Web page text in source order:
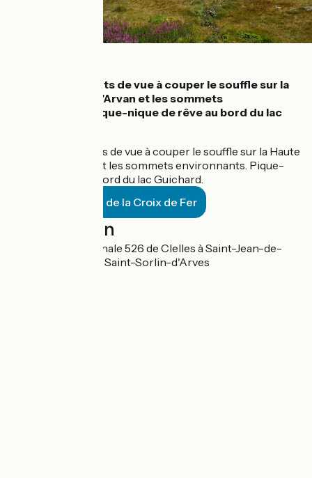
Au sommet, points de vue à couper le souffle sur la
Haute Vallée de l’Arvan et les sommets
environnants. Pique-nique de rêve au bord du lac
Au sommet, points de vue à couper le souffle sur la Haute
Vallée de l’Arvan et les sommets environnants. Pique-
nique de rêve au bord du lac Guichard.
Découvrir le Col de la Croix de Fer
Localisation
9074 Route Nationale 526 de Clelles à Saint-Jean-de-
Maurienne 73530 Saint-Sorlin-d'Arves